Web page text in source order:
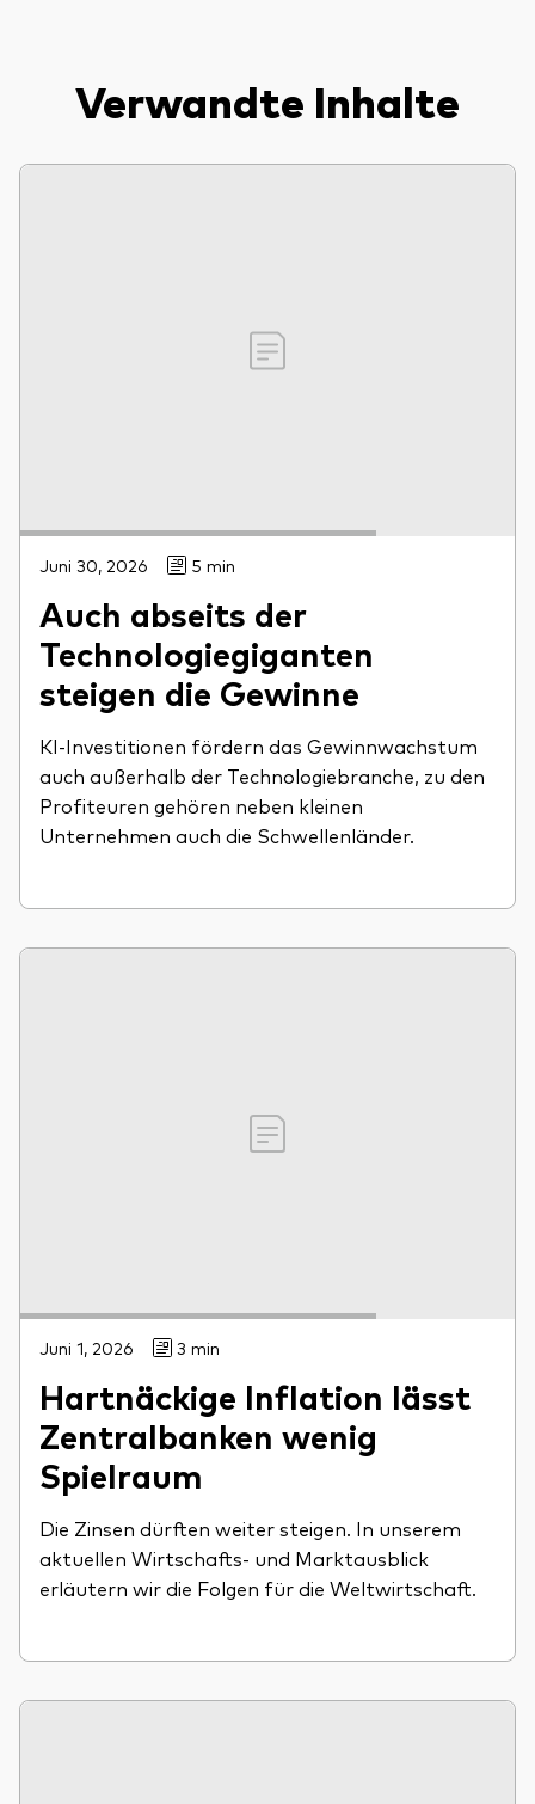
Verwandte Inhalte
Juni 30, 2026 5 min
Auch abseits der
Technologiegiganten
steigen die Gewinne
KI-Investitionen fördern das Gewinnwachstum
auch außerhalb der Technologiebranche, zu den
Profiteuren gehören neben kleinen
Unternehmen auch die Schwellenländer.
Juni 1, 2026 3 min
Hartnäckige Inflation lässt
Zentralbanken wenig
Spielraum
Die Zinsen dürften weiter steigen. In unserem
aktuellen Wirtschafts- und Marktausblick
erläutern wir die Folgen für die Weltwirtschaft.